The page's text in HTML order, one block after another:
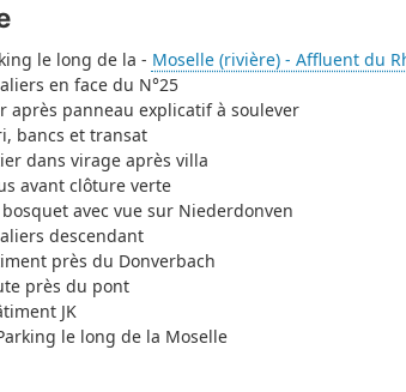
le long de la - Moselle (rivière) - Affluent du
en face du N°25
après panneau explicatif à soulever
bancs et transat
dans virage après villa
avant clôture verte
avec vue sur Niederdonven
descendant
près du Donverbach
près du pont
JK
le long de la Moselle